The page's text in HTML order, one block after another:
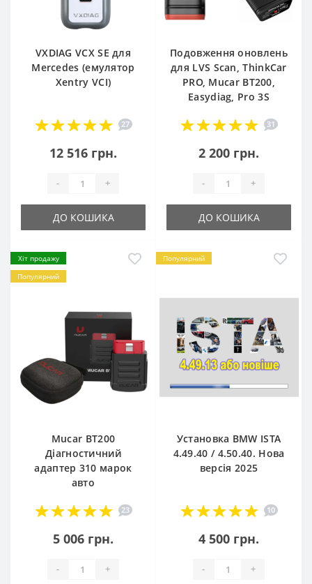
VXDIAG VCX SE для
Mercedes (емулятор
Xentry VCI)
27
12 516 грн.
- +
ДО КОШИКА
Подовження оновлень
для LVS Scan, ThinkCar
PRO, Mucar BT200,
Easydiag, Pro 3S
31
2 200 грн.
- +
ДО КОШИКА
Хіт продажу
Популярний
Mucar BT200
Діагностичний
адаптер 310 марок
авто
23
5 006 грн.
- +
Популярний
Установка BMW ISTA
4.49.40 / 4.50.40. Нова
версія 2025
10
4 500 грн.
- +